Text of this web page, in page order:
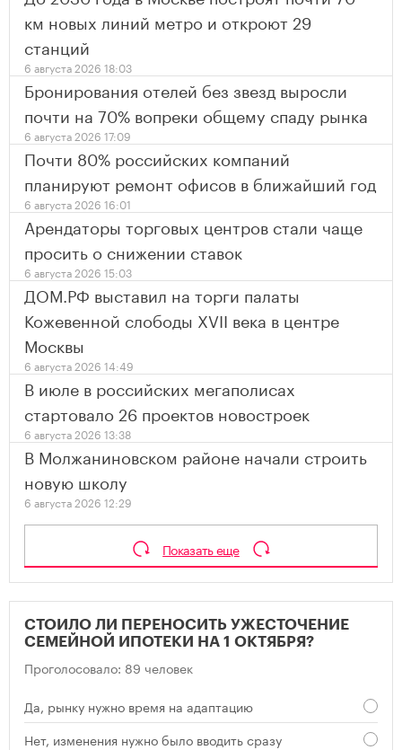
км новых линий метро и откроют 29
станций
6 августа 2026 18:03
Бронирования отелей без звезд выросли
почти на 70% вопреки общему спаду рынка
6 августа 2026 17:09
Почти 80% российских компаний
планируют ремонт офисов в ближайший год
6 августа 2026 16:01
Арендаторы торговых центров стали чаще
просить о снижении ставок
6 августа 2026 15:03
ДОМ.РФ выставил на торги палаты
Кожевенной слободы XVII века в центре
Москвы
6 августа 2026 14:49
В июле в российских мегаполисах
стартовало 26 проектов новостроек
6 августа 2026 13:38
В Молжаниновском районе начали строить
новую школу
6 августа 2026 12:29
Показать еще
СТОИЛО ЛИ ПЕРЕНОСИТЬ УЖЕСТОЧЕНИЕ
СЕМЕЙНОЙ ИПОТЕКИ НА 1 ОКТЯБРЯ?
Проголосовало: 89 человек
Да, рынку нужно время на адаптацию
Нет, изменения нужно было вводить сразу